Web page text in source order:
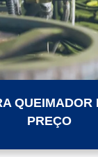
QUEIMADOR
PREÇO